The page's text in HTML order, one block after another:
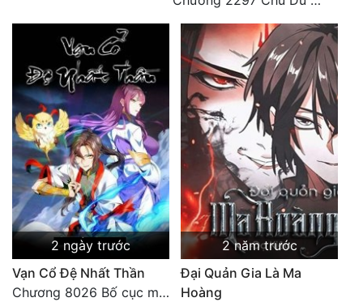
2 ngày trước
Vạn Cổ Đệ Nhất Thần
Chương 8026 Bố cục mới
2 năm trước
Đại Quản Gia Là Ma
Hoàng